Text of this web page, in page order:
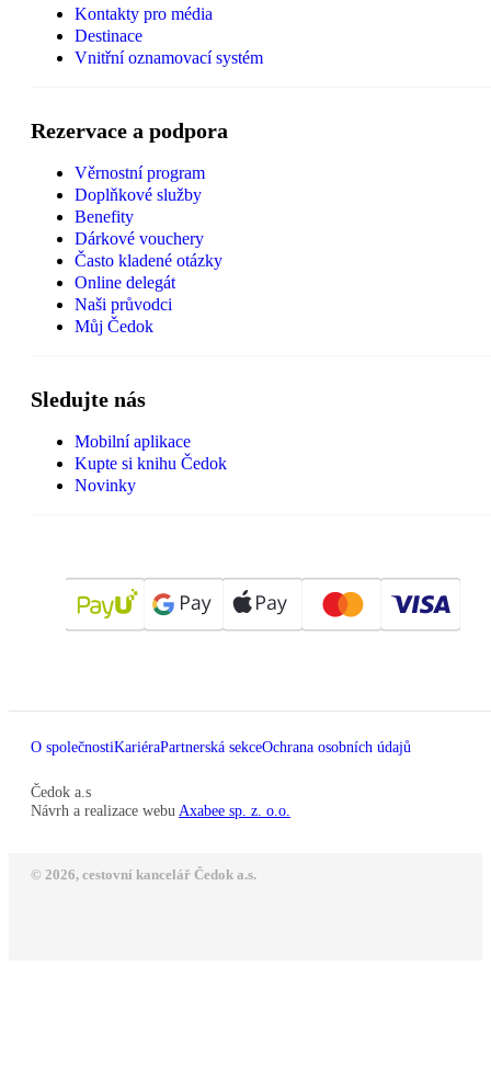
Kontakty pro média
Destinace
Vnitřní oznamovací systém
Rezervace a podpora
Věrnostní program
Doplňkové služby
Benefity
Dárkové vouchery
Často kladené otázky
Online delegát
Naši průvodci
Můj Čedok
Sledujte nás
Mobilní aplikace
Kupte si knihu Čedok
Novinky
O společnostiKariéraPartnerská sekceOchrana osobních údajů
Čedok a.s
Návrh a realizace webu Axabee sp. z. o.o.
© 2026, cestovní kancelář Čedok a.s.